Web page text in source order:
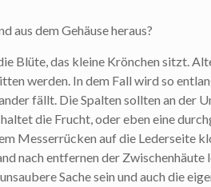
aus dem Gehäuse heraus?
Blüte, das kleine Krönchen sitzt.
werden. In dem Fall wird so
fällt. Die Spalten sollten an der
die Frucht, oder eben eine
Messerrücken auf die Lederseite
nach entfernen der Zwischenhäute
Sache sein und auch die